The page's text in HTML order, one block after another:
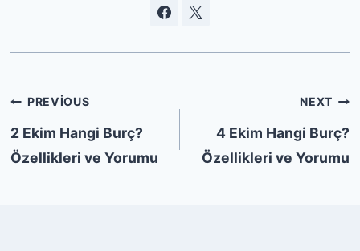
Yazı
gezinmesi
PREVIOUS
2 Ekim Hangi Burç?
Özellikleri ve Yorumu
NEXT
4 Ekim Hangi Burç?
Özellikleri ve Yorumu